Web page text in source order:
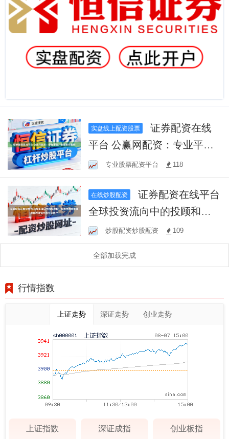
实盘线上配资股票
证券配资在线
平台 公赢网配资：专业平
台，助您投资盈利
专业股票配资平台 118
在线炒股配资
证券配资在线平台
全球投资流向中的投顾和分
析师净值回撤修复能力评估
对高存活账户
炒股配资炒股配资 109
全部加载完成
行情指数
上证走势 深证走势 创业走势
上证指数 深证成指 创业板指